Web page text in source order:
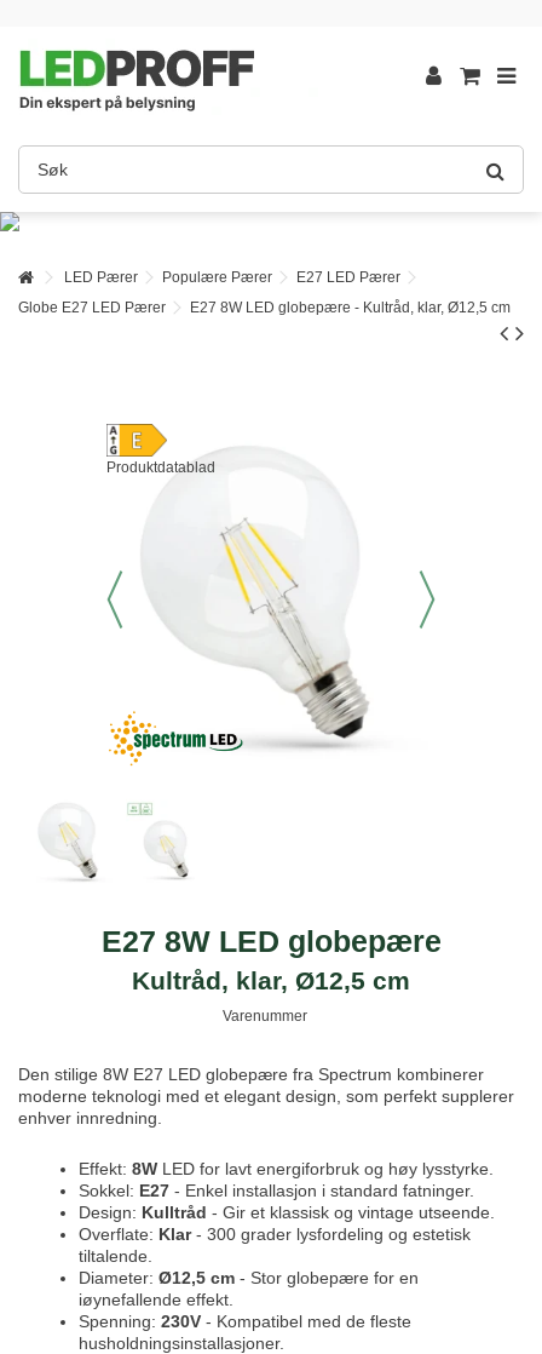
LED Pærer Populære Pærer
E27 LED Pærer
Globe E27 LED Pærer
E27 8W LED globepære - Kultråd, klar, Ø12,5 cm
Produktdatablad
E27 8W LED globepære
Kultråd, klar, Ø12,5 cm
Varenummer
Den stilige 8W E27 LED globepære fra Spectrum kombinerer
moderne teknologi med et elegant design, som perfekt supplerer
enhver innredning.
Effekt: 8W LED for lavt energiforbruk og høy lysstyrke.
Sokkel: E27 - Enkel installasjon i standard fatninger.
Design: Kulltråd - Gir et klassisk og vintage utseende.
Overflate: Klar- 300 grader lysfordeling og estetisk
tiltalende.
Diameter: Ø12,5 cm - Stor globepære for en
iøynefallende effekt.
Spenning: 230V - Kompatibel med de fleste
husholdningsinstallasjoner.